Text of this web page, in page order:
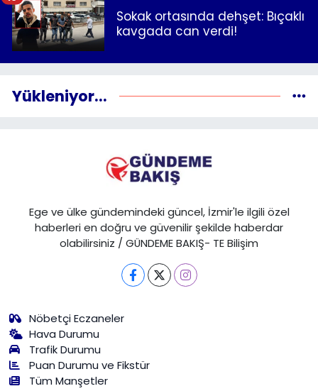
Sokak ortasında dehşet: Bıçaklı
kavgada can verdi!
Yükleniyor...
Ege ve ülke gündemindeki güncel, İzmir'le ilgili özel
haberleri en doğru ve güvenilir şekilde haberdar
olabilirsiniz / GÜNDEME BAKIŞ- TE Bilişim
Nöbetçi Eczaneler
Hava Durumu
Trafik Durumu
Puan Durumu ve Fikstür
Tüm Manşetler